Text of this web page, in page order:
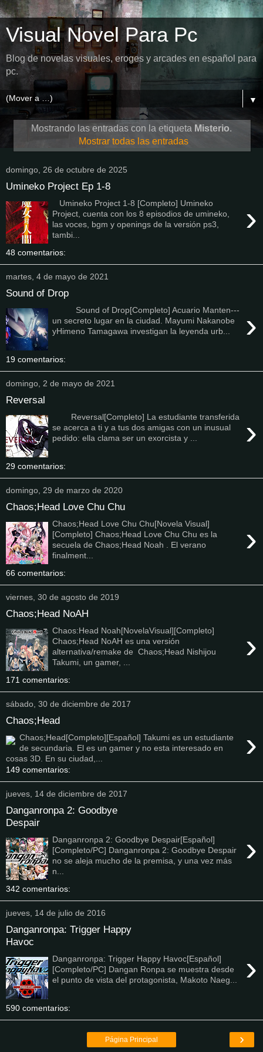
Visual Novel Para Pc
Blog de novelas visuales, eroges y arcades en español para
pc.
▼
Mostrando las entradas con la etiqueta Misterio.
Mostrar todas las entradas
domingo, 26 de octubre de 2025
Umineko Project Ep 1-8
›
Umineko Project 1-8 [Completo] Umineko
Project, cuenta con los 8 episodios de umineko,
las voces, bgm y openings de la versión ps3,
tambi...
48 comentarios:
martes, 4 de mayo de 2021
Sound of Drop
›
Sound of Drop[Completo] Acuario Manten---
un secreto lugar en la ciudad. Mayumi Nakanobe
yHimeno Tamagawa investigan la leyenda urb...
19 comentarios:
domingo, 2 de mayo de 2021
Reversal
›
Reversal[Completo] La estudiante transferida
se acerca a ti y a tus dos amigas con un inusual
pedido: ella clama ser un exorcista y ...
29 comentarios:
domingo, 29 de marzo de 2020
Chaos;Head Love Chu Chu
›
Chaos;Head Love Chu Chu[Novela Visual]
[Completo] Chaos;Head Love Chu Chu es la
secuela de Chaos;Head Noah . El verano
finalment...
66 comentarios:
viernes, 30 de agosto de 2019
Chaos;Head NoAH
›
Chaos:Head Noah[NovelaVisual][Completo]
Chaos;Head NoAH es una versión
alternativa/remake de Chaos;Head Nishijou
Takumi, un gamer, ...
171 comentarios:
sábado, 30 de diciembre de 2017
Chaos;Head
›
Chaos;Head[Completo][Español] Takumi es un estudiante
de secundaria. El es un gamer y no esta interesado en
cosas 3D. En su ciudad,...
149 comentarios:
jueves, 14 de diciembre de 2017
Danganronpa 2: Goodbye
Despair
›
Danganronpa 2: Goodbye Despair[Español]
[Completo/PC] Danganronpa 2: Goodbye Despair
no se aleja mucho de la premisa, y una vez más
n...
342 comentarios:
jueves, 14 de julio de 2016
Danganronpa: Trigger Happy
Havoc
›
Danganronpa: Trigger Happy Havoc[Español]
[Completo/PC] Dangan Ronpa se muestra desde
el punto de vista del protagonista, Makoto Naeg...
590 comentarios:
›
Página Principal